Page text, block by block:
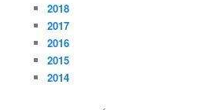
2018
2017
2016
2015
2014